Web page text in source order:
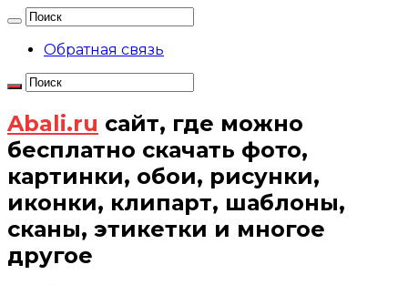
Обратная связь
Abali.ru сайт, где можно
бесплатно скачать фото,
картинки, обои, рисунки,
иконки, клипарт, шаблоны,
сканы, этикетки и многое
другое